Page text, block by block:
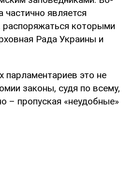
частично является
распоряжаться которыми
Рада Украины и
парламентариев это не
законы, судя по всему,
– пропуская «неудобные»